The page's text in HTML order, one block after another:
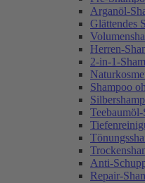
Arganöl-
Glättendes
Herren-
2-in-1-
Shampoo
Anti-
Repair-